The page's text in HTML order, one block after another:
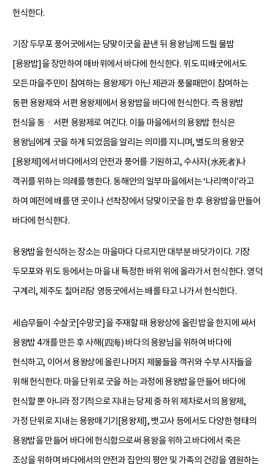
헌식한다.
기장 두무포 풍어굿에서는 당맞이굿을 끝낸 뒤 용왕님께 드릴 물밥
[용왕밥]을 장만하여 매바위에서 바다에 헌식한다. 위도 띠배굿에서도
모든 마을주민이 참여하는 용왕제가 아닌 제관과 풍물패만이 참여하는
동편 용왕제와 서편 용왕제에서 용왕밥을 바다에 헌식한다. 즉 용왕밥
헌식을 동ㆍ서편 용왕제로 여긴다. 이들 마을에서의 용왕밥 헌식은
용왕님에게 굿을 하게 되었음을 알리는 의미를 지니며, 별도의 용왕굿
[용왕제]에서 바다에서의 안전과 풍어를 기원하고, 수사자(水死者)나
객귀를 위하는 의례를 행한다. 동해안의 일부 마을에서는 ‘나리맥이’라고
하여 예전에 배를 댄 곳이나 선착장에서 당맞이굿을 한 후 용왕밥을 만들어
바다에 헌식한다.
용왕밥을 헌식하는 장소는 마을마다 다르지만 대부분 바닷가이다. 기장
두모포와 위도 등에서는 마을 내 특정한 바위 위에 올라가서 헌식한다. 영덕
구계리, 제주도 칠머리당 영등굿에서는 배를 타고 나가서 헌식한다.
세습무들이 수살굿[수망굿]을 주재할 때 용왕상에 올린 밥을 한지에 싸서
용왕밥 4개를 만든 후 사해(四海) 바다의 용왕님을 위하여 바다에
헌식하고, 이어서 용왕상에 올린 나머지 제물들을 객귀와 수부 사자들을
위해 헌식한다. 마을 단위로 굿을 하는 과정에 용왕밥을 만들어 바다에
헌식할 뿐 아니라 정기적으로 지내는 당제 중 하위 제차로서의 용왕제,
가정 단위로 지내는 용왕매기기[용왕제], 뱃고사 등에서도 다양한 형태의
용왕밥을 만들어 바다에 헌식함으로써 용왕을 위하고 바다에서 죽은
조상을 위하며 바다에서의 안전과 집안의 평안 및 가족의 건강을 염원하는